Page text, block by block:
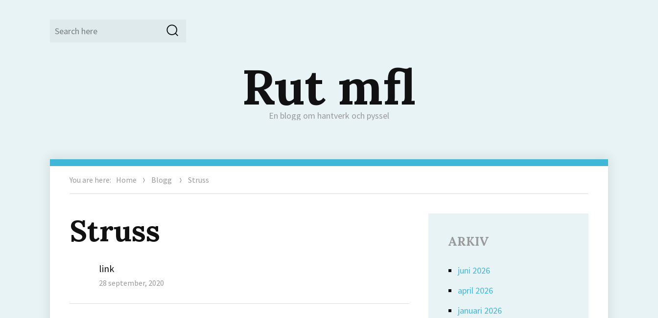
Search
Rut mfl
En blogg om hantverk och pyssel
You are here: Home Blogg Struss
Struss
Author
link
Posted
28 september, 2020
ARKIV
juni 2026
april 2026
januari 2026